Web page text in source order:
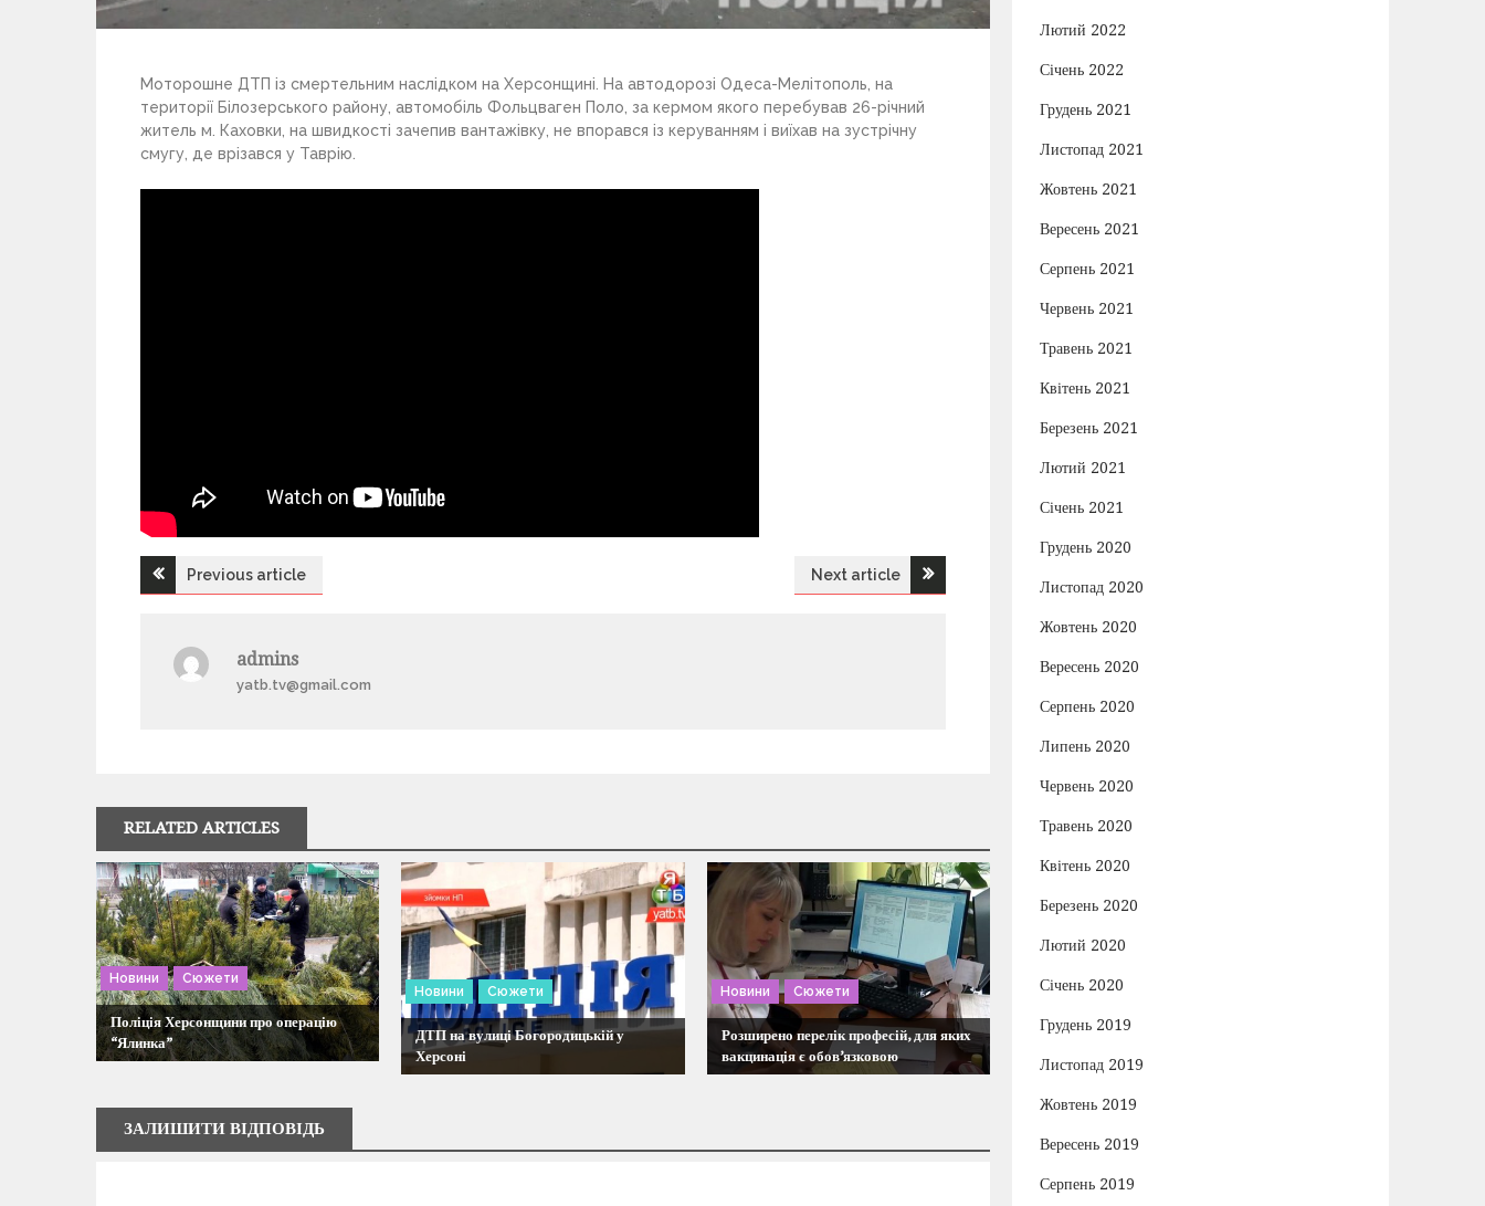
Моторошне ДТП із смертельним наслідком на Херсонщині. На автодорозі Одеса-Мелітополь, на
території Білозерського району, автомобіль Фольцваген Поло, за кермом якого перебував 26-річний
житель м. Каховки, на швидкості зачепив вантажівку, не впорався із керуванням і виїхав на зустрічну
смугу, де врізався у Таврію.
Н
г
а
ц
і
я
а
Previous article Next article
admins
yatb.tv@gmail.com
RELATED ARTICLES
Новини Сюжети
Поліція Херсонщини про операцію
“Ялинка”
Новини Сюжети
ДТП на вулиці Богородицькій у
Херсоні
Новини Сюжети
Розширено перелік професій, для яких
вакцинація є обов’язковою
ЗАЛИШИТИ ВІДПОВІДЬ
Лютий 2022
Січень 2022
Грудень 2021
Листопад 2021
Жовтень 2021
Вересень 2021
Серпень 2021
Червень 2021
Травень 2021
Квітень 2021
Березень 2021
Лютий 2021
Січень 2021
Грудень 2020
Листопад 2020
Жовтень 2020
Вересень 2020
Серпень 2020
Липень 2020
Червень 2020
Травень 2020
Квітень 2020
Березень 2020
Лютий 2020
Січень 2020
Грудень 2019
Листопад 2019
Жовтень 2019
Вересень 2019
Серпень 2019